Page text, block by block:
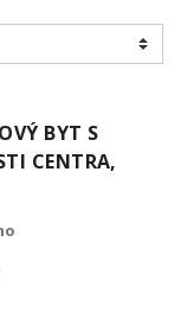
BYT S
CENTRA,